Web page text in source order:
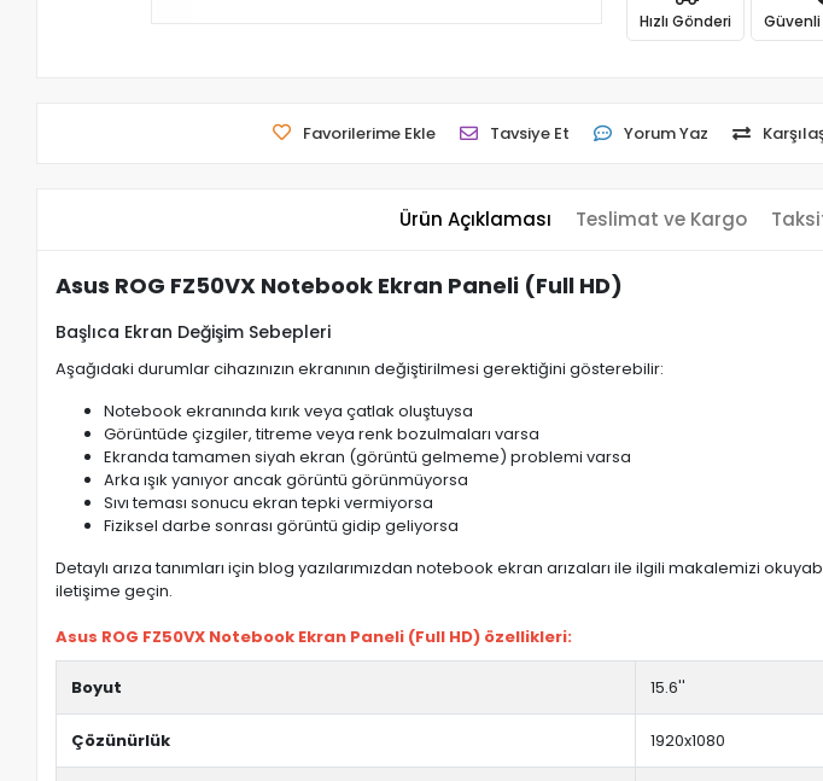
Hızlı Gönderi Güvenli
Favorilerime Ekle Tavsiye Et Yorum Yaz
Ürün Açıklaması Teslimat ve Kargo
Asus ROG FZ50VX Notebook Ekran Paneli (Full HD)
Başlıca Ekran Değişim Sebepleri
Aşağıdaki durumlar cihazınızın ekranının değiştirilmesi gerektiğini gösterebilir:
Notebook ekranında kırık veya çatlak oluştuysa
Görüntüde çizgiler, titreme veya renk bozulmaları varsa
Ekranda tamamen siyah ekran (görüntü gelmeme) problemi varsa
Arka ışık yanıyor ancak görüntü görünmüyorsa
Sıvı teması sonucu ekran tepki vermiyorsa
Fiziksel darbe sonrası görüntü gidip geliyorsa
Detaylı arıza tanımları için blog yazılarımızdan notebook ekran arızaları ile ilgili makalemizi
iletişime geçin.
Asus ROG FZ50VX Notebook Ekran Paneli (Full HD) özellikleri:
Boyut 15.6''
Çözünürlük 1920x1080